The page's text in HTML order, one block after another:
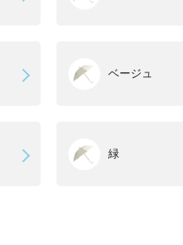
ベージュ
緑